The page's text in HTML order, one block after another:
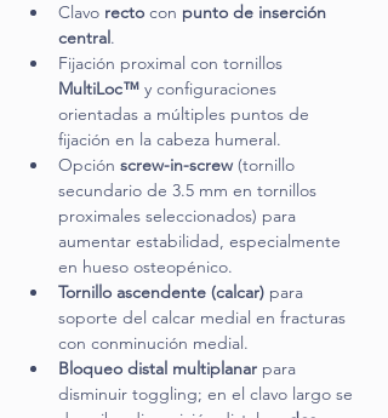
Clavo recto con punto de inserción
central.
Fijación proximal con tornillos
MultiLoc™ y configuraciones
orientadas a múltiples puntos de
fijación en la cabeza humeral.
Opción screw-in-screw (tornillo
secundario de 3.5 mm en tornillos
proximales seleccionados) para
aumentar estabilidad, especialmente
en hueso osteopénico.
Tornillo ascendente (calcar) para
soporte del calcar medial en fracturas
con conminución medial.
Bloqueo distal multiplanar para
disminuir toggling; en el clavo largo se